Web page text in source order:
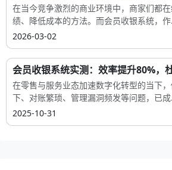
在当今竞争激烈的商业环境中，商家们都
绩、降低成本的方法。而会员收银系统，
2026-03-02
会员收银系统实测：效率提升80%，
在零售与服务业态加速数字化转型的当下
下、对账繁琐、管理漏洞频发等问题，已
2025-10-31